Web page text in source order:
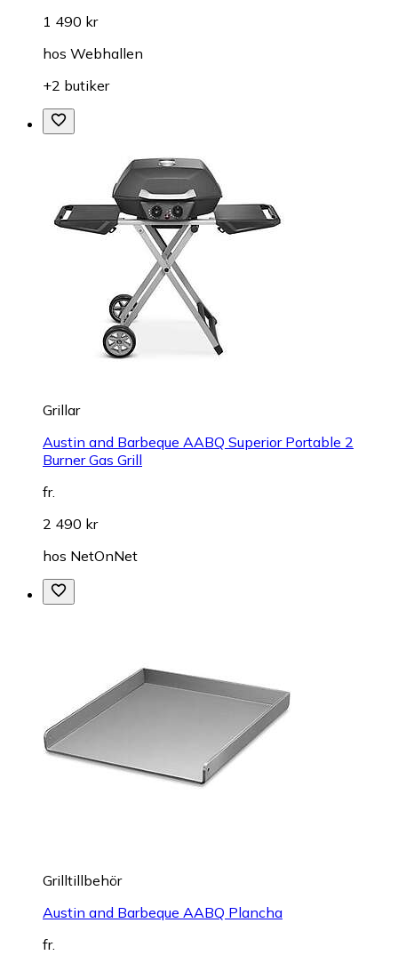
1 490 kr
hos Webhallen
+2 butiker
Grillar
Austin and Barbeque AABQ Superior Portable 2
Burner Gas Grill
fr.
2 490 kr
hos NetOnNet
Grilltillbehör
Austin and Barbeque AABQ Plancha
fr.